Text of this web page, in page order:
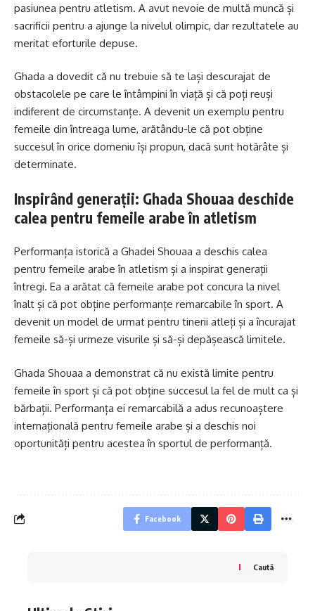
pasiunea pentru atletism. A avut nevoie de multă muncă și
sacrificii pentru a ajunge la nivelul olimpic, dar rezultatele au
meritat eforturile depuse.
Ghada a dovedit că nu trebuie să te lași descurajat de
obstacolele pe care le întâmpini în viață și că poți reuși
indiferent de circumstanțe. A devenit un exemplu pentru
femeile din întreaga lume, arătându-le că pot obține
succesul în orice domeniu își propun, dacă sunt hotărâte și
determinate.
Inspirând generații: Ghada Shouaa deschide
calea pentru femeile arabe în atletism
Performanța istorică a Ghadei Shouaa a deschis calea
pentru femeile arabe în atletism și a inspirat generații
întregi. Ea a arătat că femeile arabe pot concura la nivel
înalt și că pot obține performanțe remarcabile în sport. A
devenit un model de urmat pentru tinerii atleți și a încurajat
femeile să-și urmeze visurile și să-și depășească limitele.
Ghada Shouaa a demonstrat că nu există limite pentru
femeile în sport și că pot obține succesul la fel de mult ca și
bărbații. Performanța ei remarcabilă a adus recunoaștere
internațională pentru femeile arabe și a deschis noi
oportunități pentru acestea în sportul de performanță.
Facebook
Caută